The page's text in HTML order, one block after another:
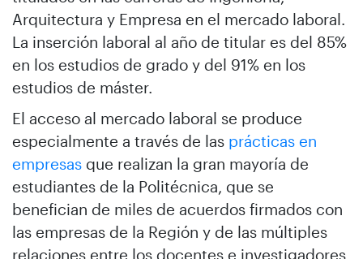
Arquitectura y Empresa en el mercado laboral.
La inserción laboral al año de titular es del 85%
en los estudios de grado y del 91% en los
estudios de máster.
El acceso al mercado laboral se produce
especialmente a través de las prácticas en
empresas que realizan la gran mayoría de
estudiantes de la Politécnica, que se
benefician de miles de acuerdos firmados con
las empresas de la Región y de las múltiples
relaciones entre los docentes e investigadores